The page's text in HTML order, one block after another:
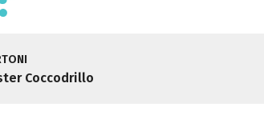
Coccodrillo